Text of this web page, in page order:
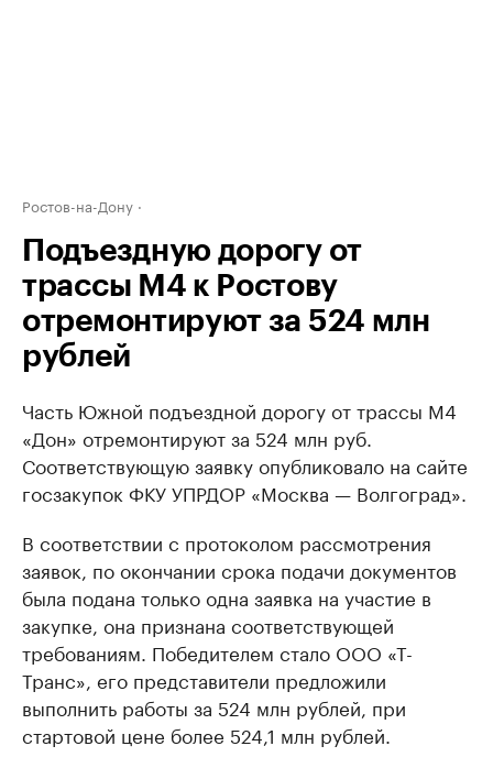
Ростов-на-Дону
Подъездную дорогу от
трассы М4 к Ростову
отремонтируют за 524 млн
рублей
Часть Южной подъездной дорогу от трассы М4
«Дон» отремонтируют за 524 млн руб.
Соответствующую заявку опубликовало на сайте
госзакупок ФКУ УПРДОР «Москва — Волгоград».
В соответствии с протоколом рассмотрения
заявок, по окончании срока подачи документов
была подана только одна заявка на участие в
закупке, она признана соответствующей
требованиям. Победителем стало ООО «Т-
Транс», его представители предложили
выполнить работы за 524 млн рублей, при
стартовой цене более 524,1 млн рублей.